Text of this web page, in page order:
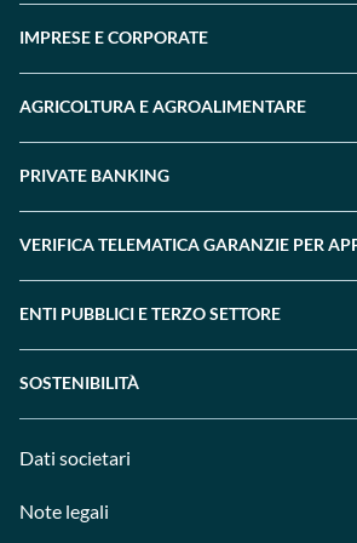
IMPRESE E CORPORATE
AGRICOLTURA E AGROALIMENTARE
PRIVATE BANKING
VERIFICA TELEMATICA GARANZIE PER
ENTI PUBBLICI E TERZO SETTORE
SOSTENIBILITÀ
Dati societari
Note legali